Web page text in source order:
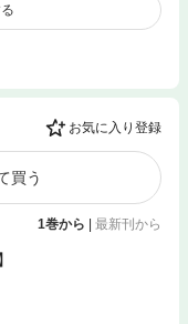
お気に入り登録
買う
1巻から | 最新刊から